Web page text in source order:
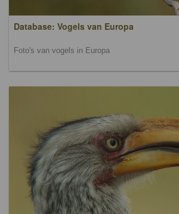
Database: Vogels van Europa
Foto's van vogels in Europa